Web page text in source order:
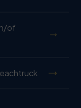
of